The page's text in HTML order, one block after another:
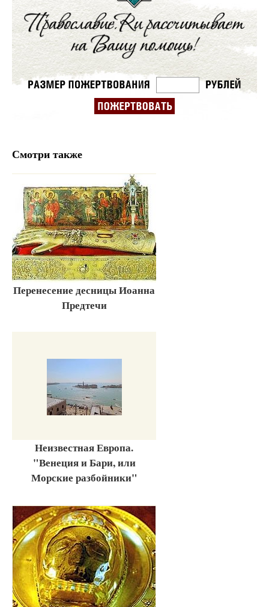
Смотри также
Перенесение десницы Иоанна
Предтечи
Неизвестная Европа.
"Венеция и Бари, или
Морские разбойники"